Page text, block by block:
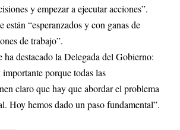
y empezar a ejecutar acciones”.
están “esperanzados y con ganas de
de trabajo”.
ha destacado la Delegada del Gobierno:
porque todas las
claro que hay que abordar el problema
Hoy hemos dado un paso fundamental”.